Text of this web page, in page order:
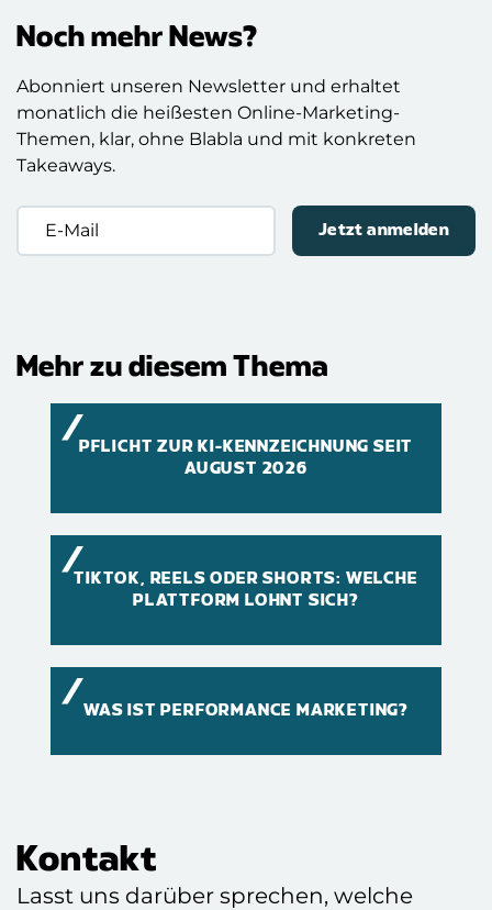
Noch mehr News?
Abonniert unseren Newsletter und erhaltet
monatlich die heißesten Online-Marketing-
Themen, klar, ohne Blabla und mit konkreten
Takeaways.
E-
Mail
Mehr zu diesem Thema
PFLICHT ZUR KI-KENNZEICHNUNG SEIT
AUGUST 2026
TIKTOK, REELS ODER SHORTS: WELCHE
PLATTFORM LOHNT SICH?
WAS IST PERFORMANCE MARKETING?
Kontakt
Lasst uns darüber sprechen, welche